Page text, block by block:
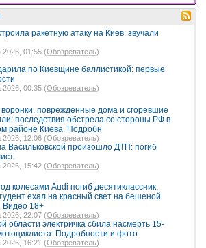
ракетную атаку на Киев: звучали
2026, 01:55 (Обозреватель)
по Киевщине баллистикой: первые
2026, 00:35 (Обозреватель)
воронки, поврежденные дома и сгоревшие
последствия обстрела со стороны РФ в
районе Киева. Подробн
2026, 12:06 (Обозреватель)
Васильковской произошло ДТП: погиб
2026, 15:42 (Обозреватель)
колесами Audi погиб десятиклассник:
ехал на красный свет на бешеной
Видео 18+
2026, 22:07 (Обозреватель)
области электричка сбила насмерть 15-
Подробности и фото
2026, 16:21 (Обозреватель)